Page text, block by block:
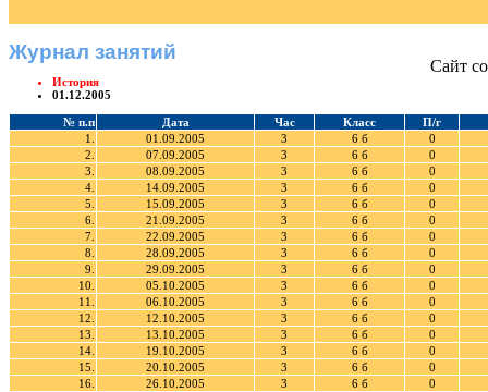
Журнал занятий
История
01.12.2005
№ п.п Дата Час Класс
П/г
1.
01.09.2005 3 6 б
0
2.
07.09.2005 3 6 б
0
3.
08.09.2005 3 6 б
0
4.
14.09.2005 3 6 б
0
5.
15.09.2005 3 6 б
0
6.
21.09.2005 3 6 б
0
7.
22.09.2005 3 6 б
0
8.
28.09.2005 3 6 б
0
9.
29.09.2005 3 6 б
0
10.
05.10.2005 3 6 б
0
11.
06.10.2005 3 6 б
0
12.
12.10.2005 3 6 б
0
13.
13.10.2005 3 6 б
0
14.
19.10.2005 3 6 б
0
15.
20.10.2005 3 6 б
0
16.
26.10.2005 3 6 б
0
Сайт